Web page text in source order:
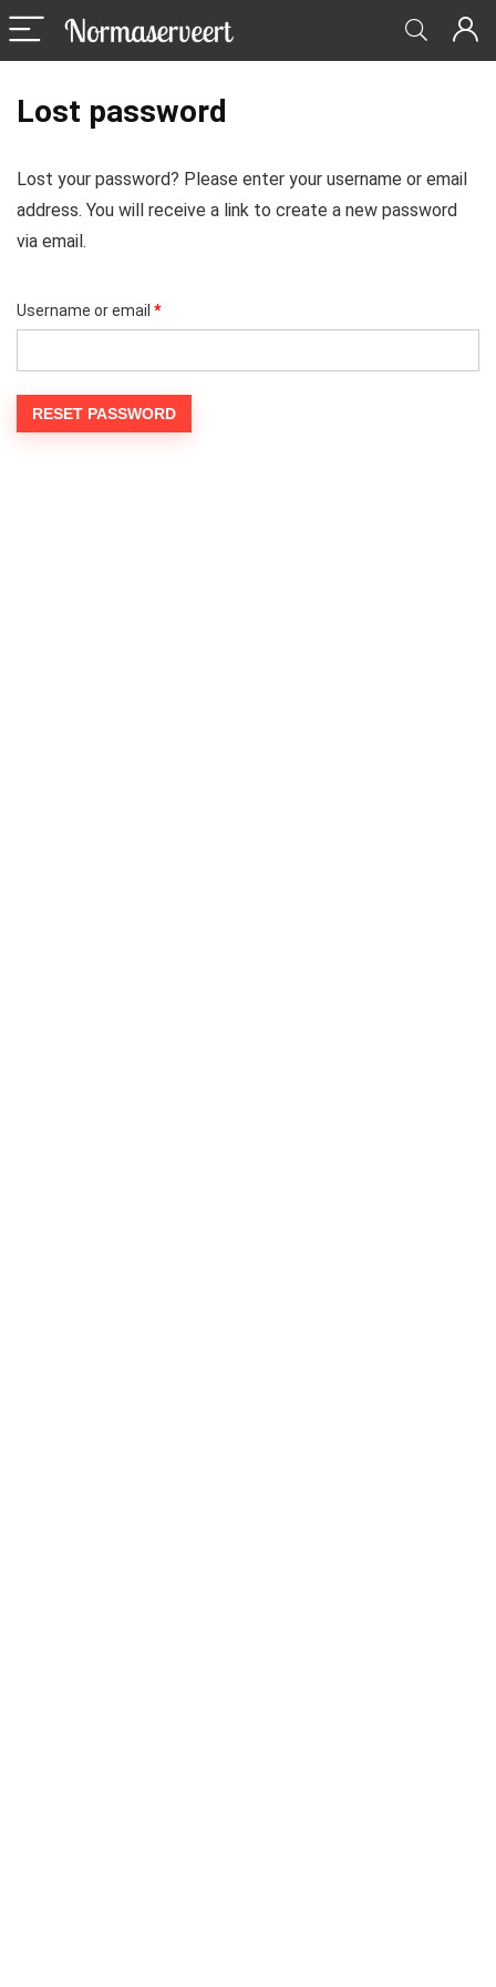
Lost password
Lost your password? Please enter your username or email
address. You will receive a link to create a new password
via email.
Username or email *Required
RESET PASSWORD